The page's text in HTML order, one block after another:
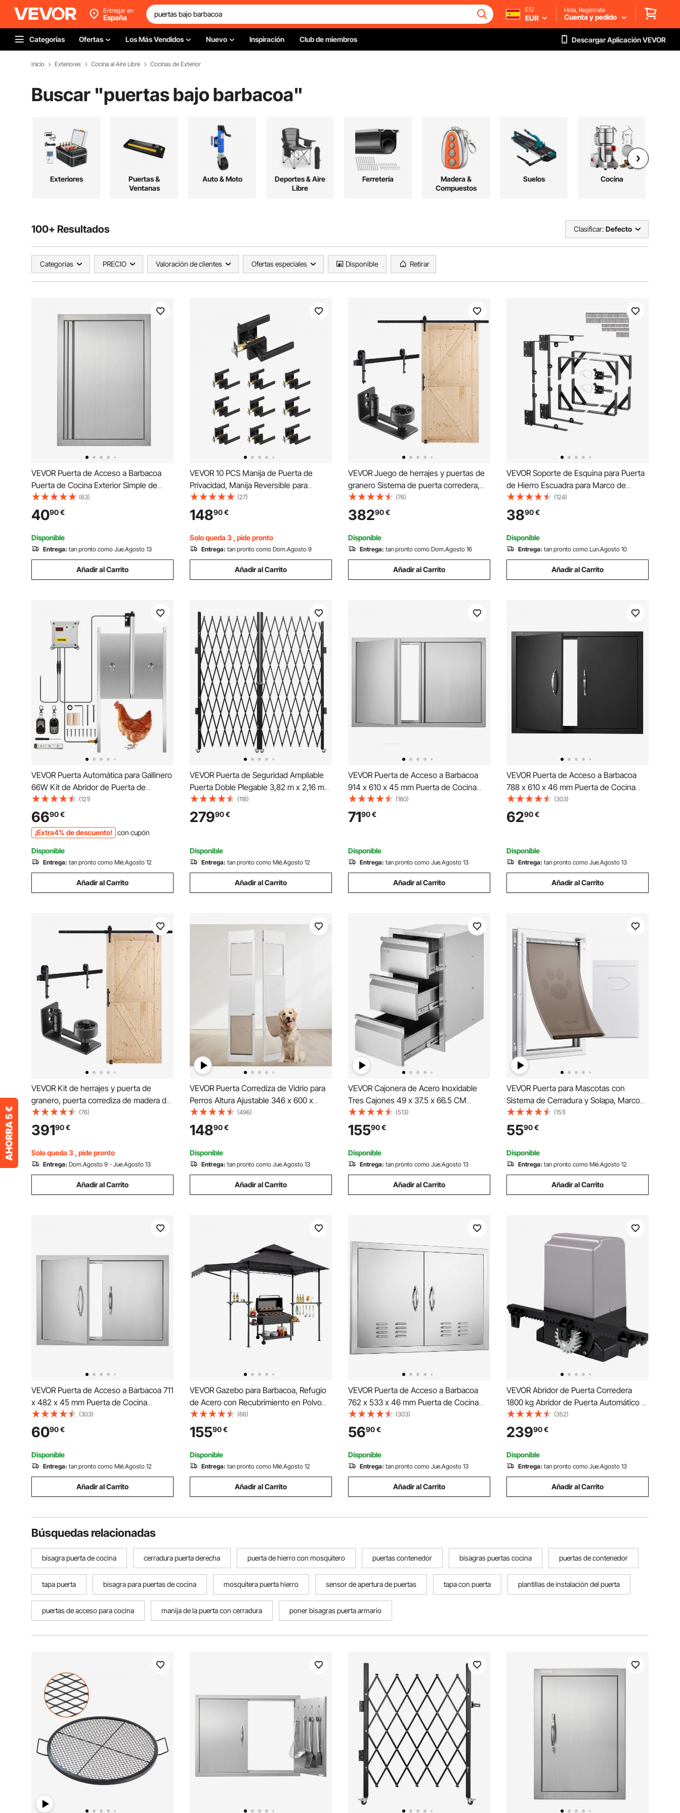
Entregar en
España
ES/
EUR
Hola, Regístrate
Cuenta y pedido
Categorías Ofertas Los Más Vendidos Nuevo Inspiración Club de miembros Descargar Aplicación VEVOR
Inicio Exteriores Cocina al Aire Libre Cocinas de Exterior
Buscar "puertas bajo barbacoa"
Exteriores
Puertas &
Ventanas
Auto & Moto
Deportes & Aire
Libre
Ferretería
Madera &
Compuestos
Suelos Cocina
100+ Resultados Clasificar: Defecto
Categorías PRECIO Valoración de clientes Ofertas especiales Disponible Retirar
VEVOR Puerta de Acceso a Barbacoa
Puerta de Cocina Exterior Simple de
432x610 mm Puerta Empotrada de
Acero Inoxidable con Manija Empotrada
para Isla de Barbacoa Estación de Parrilla
Armario Exterior
(63)
4090€
Disponible
Entrega: tan pronto como Jue.Agosto 13
Añadir al Carrito
VEVOR 10 PCS Manija de Puerta de
Privacidad, Manija Reversible para
Zurdos o Diestros con Cerradura sin
Llave, Rotación de 45° para Abrir, Interior
Cuadrado Universal para Puertas de
Baño, Negra Mate
(27)
14890€
Solo queda 3 , pide pronto
Entrega: tan pronto como Dom.Agosto 9
Añadir al Carrito
VEVOR Juego de herrajes y puertas de
granero Sistema de puerta corredera,
puerta corrediza de vidrio de madera de
1067x2134 mm Juego de puerta de
granero silenciosa con guía de piso 8 en
1 y manija de puerta con tapa de abeto
para sala de estar, etc.
(76)
38290€
Disponible
Entrega: tan pronto como Dom.Agosto 16
Añadir al Carrito
VEVOR Soporte de Esquina para Puerta
de Hierro Escuadra para Marco de
Puerta Anti Hundimiento para Puertas
de Cobertizo, Puertas de Corral,
Puertas de Entrada, Ventanas de
Madera, Negro 2 Juegos
(124)
3890€
Disponible
Entrega: tan pronto como Lun.Agosto 10
Añadir al Carrito
VEVOR Puerta Automática para Gallinero
66W Kit de Abridor de Puerta de
Gallinero Aleación de Aluminio ABS
Abridor de Puerta Temporizador Sensor
de Luz Apertura de Puerta para Aves de
Corral 30x30cm
(121)
6690€
¡Extra4% de descuento! con cupón
Disponible
Entrega: tan pronto como Mié.Agosto 12
Añadir al Carrito
VEVOR Puerta de Seguridad Ampliable
Puerta Doble Plegable 3,82 m x 2,16 m
Valla de Escalera de Acero, balanceo de
360° Puerta de Tijera o Puerta con
Candado para el sótano del hogar
(118)
27990€
Disponible
Entrega: tan pronto como Mié.Agosto 12
Añadir al Carrito
VEVOR Puerta de Acceso a Barbacoa
914 x 610 x 45 mm Puerta de Cocina
Exterior Doble Puerta Empotrada de
Acero Inoxidable con Manija para Isla de
Barbacoa, Estación de Parrilla, Armario
(180)
7190€
Disponible
Entrega: tan pronto como Jue.Agosto 13
Añadir al Carrito
VEVOR Puerta de Acceso a Barbacoa
788 x 610 x 46 mm Puerta de Cocina
Exterior Doble Puerta Empotrada de
Acero Inoxidable con Manija para Isla de
Barbacoa, Estación de Parrilla, Armario
(303)
6290€
Disponible
Entrega: tan pronto como Jue.Agosto 13
Añadir al Carrito
VEVOR Kit de herrajes y puerta de
granero, puerta corrediza de madera de
36" x 84", suave y silenciosa, kit de
puerta de granero con guía de piso 8 en
1 y manija de puerta, losa con paneles
de madera de abeto, fácil de instalar
(76)
39190€
Solo queda 3 , pide pronto
Entrega: Dom.Agosto 9 - Jue.Agosto 13
Añadir al Carrito
VEVOR Puerta Corrediza de Vidrio para
Perros Altura Ajustable 346 x 600 x
1927-2049 mm Puerta para Mascotas
de Vidrio Templado con Estructura de
Bisagra, Solapa y Cerradura para Perros
de Gran Tamaño
(496)
14890€
Disponible
Entrega: tan pronto como Jue.Agosto 13
Añadir al Carrito
VEVOR Cajonera de Acero Inoxidable
Tres Cajones 49 x 37.5 x 66.5 CM
Cajonera de Cocina Cajón para
Barbacoa Cajonera para Cocina Armario
de Cajones Cajón Barbacoa
(513)
15590€
Disponible
Entrega: tan pronto como Jue.Agosto 13
Añadir al Carrito
VEVOR Puerta para Mascotas con
Sistema de Cerradura y Solapa, Marco
de Aluminio de 337 x 509 mm, Puerta
para Mascotas para Instalar en Puertas,
Puerta de Mascotas para Perritos y
Gatitos, Blanca, L
(151)
5590€
Disponible
Entrega: tan pronto como Mié.Agosto 12
Añadir al Carrito
VEVOR Puerta de Acceso a Barbacoa 711
x 482 x 45 mm Puerta de Cocina
Exterior Doble Puerta Empotrada de
Acero Inoxidable con Manija para Isla de
Barbacoa, Estación de Parrilla, Armario
Exterior
(303)
6090€
Disponible
Entrega: tan pronto como Mié.Agosto 12
Añadir al Carrito
VEVOR Gazebo para Barbacoa, Refugio
de Acero con Recubrimiento en Polvo
243 x 150 x 250 cm con Techo de 2
Niveles, 2 Estantes Laterales,
Abrebotellas, Ganchos y Toldo Adicional
para Barbacoa
(66)
15590€
Disponible
Entrega: tan pronto como Mié.Agosto 12
Añadir al Carrito
VEVOR Puerta de Acceso a Barbacoa
762 x 533 x 46 mm Puerta de Cocina
Exterior Doble Puerta Empotrada de
Acero Inoxidable con Manija para Isla de
Barbacoa, Estación de Parrilla, Armario
Exterior
(303)
5690€
Disponible
Entrega: tan pronto como Jue.Agosto 13
Añadir al Carrito
VEVOR Abridor de Puerta Corredera
1800 kg Abridor de Puerta Automático 5
m con 4 Mandos a Distancia y Control
de APP para Entrada Rodante Kit de
Sistema de Seguridad para Operador de
Puerta
(352)
23990€
Disponible
Entrega: tan pronto como Jue.Agosto 13
Añadir al Carrito
Búsquedas relacionadas
bisagra puerta de cocina cerradura puerta derecha puerta de hierro con mosquitero puertas contenedor bisagras puertas cocina puertas de contenedor
tapa puerta bisagra para puertas de cocina mosquitera puerta hierro sensor de apertura de puertas tapa con puerta plantillas de instalación del puerta
puertas de acceso para cocina manija de la puerta con cerradura poner bisagras puerta armario